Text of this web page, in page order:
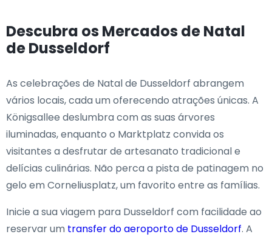
Descubra os Mercados de Natal
de Dusseldorf
As celebrações de Natal de Dusseldorf abrangem
vários locais, cada um oferecendo atrações únicas. A
Königsallee deslumbra com as suas árvores
iluminadas, enquanto o Marktplatz convida os
visitantes a desfrutar de artesanato tradicional e
delícias culinárias. Não perca a pista de patinagem no
gelo em Corneliusplatz, um favorito entre as famílias.
Inicie a sua viagem para Dusseldorf com facilidade ao
reservar um transfer do aeroporto de Dusseldorf. A